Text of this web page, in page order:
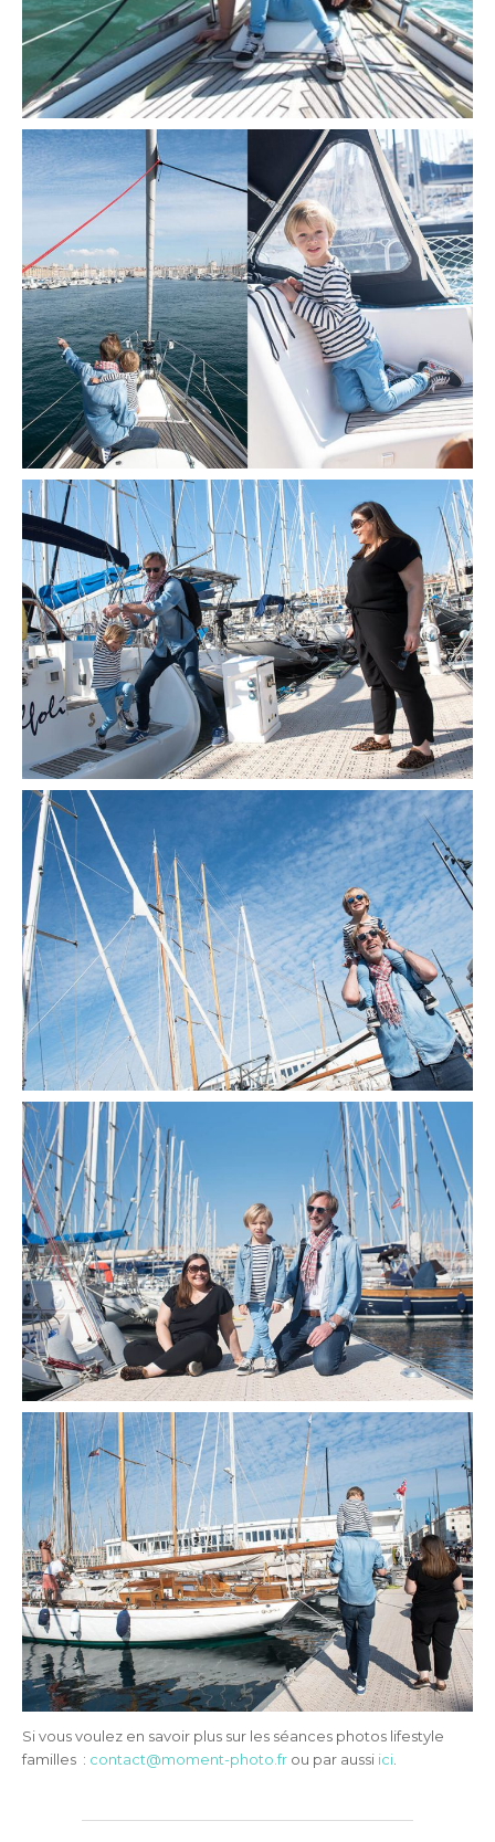
Si vous voulez en savoir plus sur les séances photos lifestyle
familles : contact@moment-photo.fr ou par aussi ici